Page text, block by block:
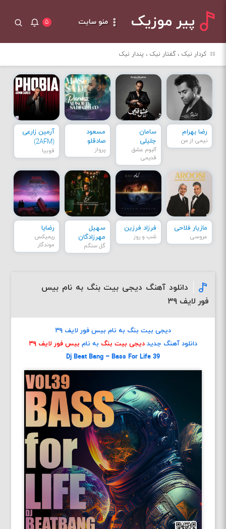
پیر موزیک منو سایت ۵
کردار نیک ، گفتار نیک ، پندار نیک
رضا بهرام
نیمی از من
سامان
جلیلی
آلبوم عشق
قدیمی
مسعود
صادقلو
پرواز
آرمین زارعی
(2AFM)
فوبیا
مازیار فلاحی
عروسی
فرزاد فرزین
شب و روز
سهیل
مهرزادگان
گل سنگم
رضایا
ریمیکس
موندگار
دانلود آهنگ دیجی بیت بنگ به نام بیس
فور لایف ۳۹
دیجی بیت بنگ به نام بیس فور لایف ۳۹
دانلود آهنگ جدید دیجی بیت بنگ به نام بیس فور لایف ۳۹
Dj Beat Bang – Bass For Life 39